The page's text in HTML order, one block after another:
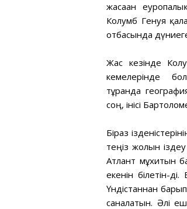
жасаған
Колумб Генуя
отбасында
Жас кезінде
кемелерінде
тұрғанда
соң, інісі
Біраз
теңіз жолын
Атлант мұхитын
екенін білетін-
Үндістаннан
саналатын. Әлі